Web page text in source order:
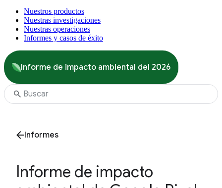
Nuestros productos
Nuestras investigaciones
Nuestras operaciones
Informes y casos de éxito
Informe de impacto ambiental del 2026
Informes
Informe de impacto